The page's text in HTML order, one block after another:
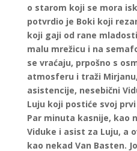
o starom koji se mora
potvrdio je Boki koji
koji gaji od rane
malu mrežicu i na
se vraćaju, prpošno s
atmosferu i traži
asistencije, nesebični
Luju koji postiće svoj
Par minuta kasnije, kao
Viduke i asist za Luju, a
kao nekad Van Basten.